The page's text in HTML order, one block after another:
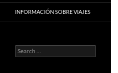
INFORMACIÓN SOBRE VIAJES
Search
for: